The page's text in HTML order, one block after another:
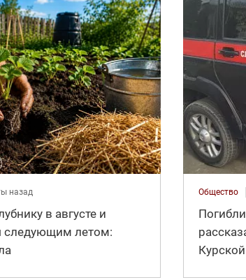
назад
в августе и
следующим летом:
Общество